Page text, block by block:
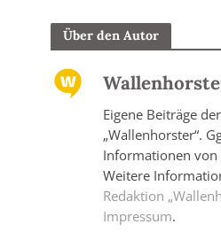
Über den Autor
Eigene Beiträge
„Wallenhorster“.
Informationen
Weitere
Redaktion
Impressum.